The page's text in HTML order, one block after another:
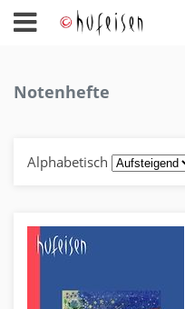
Notenhefte
Alphabetisch